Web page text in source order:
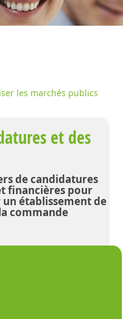
les marchés publics
et des
de candidatures
financières pour
établissement de
commande